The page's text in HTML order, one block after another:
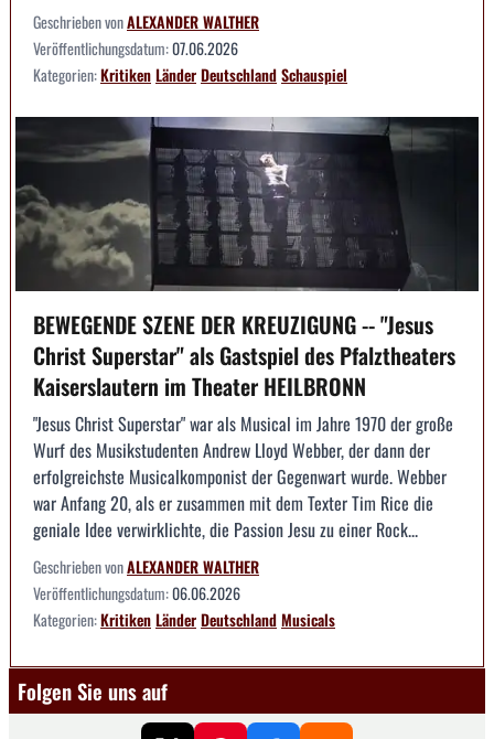
Geschrieben vonALEXANDER WALTHER
Veröffentlichungsdatum:07.06.2026
Kategorien:KritikenLänderDeutschlandSchauspiel
BEWEGENDE SZENE DER KREUZIGUNG -- "Jesus
Christ Superstar" als Gastspiel des Pfalztheaters
Kaiserslautern im Theater HEILBRONN
"Jesus Christ Superstar" war als Musical im Jahre 1970 der große
Wurf des Musikstudenten Andrew Lloyd Webber, der dann der
erfolgreichste Musicalkomponist der Gegenwart wurde. Webber
war Anfang 20, als er zusammen mit dem Texter Tim Rice die
geniale Idee verwirklichte, die Passion Jesu zu einer Rock...
Geschrieben vonALEXANDER WALTHER
Veröffentlichungsdatum:06.06.2026
Kategorien:KritikenLänderDeutschlandMusicals
Folgen Sie uns auf